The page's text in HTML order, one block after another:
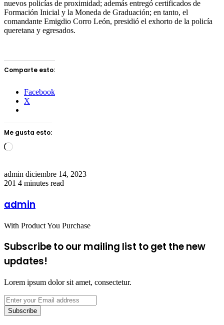
nuevos policías de proximidad; además entregó certificados de
Formación Inicial y la Moneda de Graduación; en tanto, el
comandante Emigdio Corro León, presidió el exhorto de la policía
queretana y egresados.
Comparte esto:
Facebook
X
Me gusta esto:
Loading…
admin Send
an
diciembre 14, 2023
201 4 minutes read
admin
With Product You Purchase
Subscribe to our mailing list to get the new
updates!
Lorem ipsum dolor sit amet, consectetur.
Enter
your
Email